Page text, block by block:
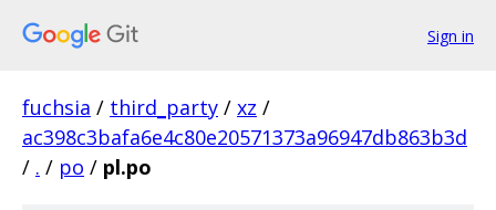
Sign in
fuchsia / third_party / xz /
ac398c3bafa6e4c80e20571373a96947db863b3d
/ . / po / pl.po